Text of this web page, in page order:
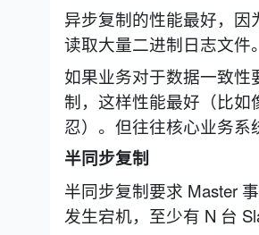
异步复制的性能最好，因
读取大量二进制日志文件。
如果业务对于数据一致
制，这样性能最好（比
忍）。但往往核心业务系
半同步复制
半同步复制要求 Master
发生宕机，至少有 N 台